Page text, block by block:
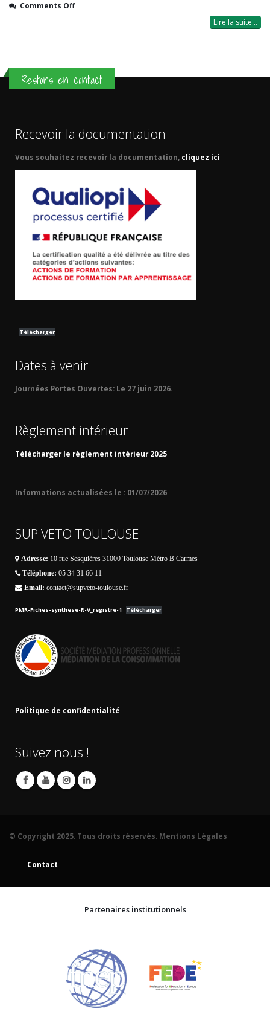
Comments Off
Lire la suite...
Restons en contact
Recevoir la documentation
Vous souhaitez recevoir la documentation, cliquez ici
Télécharger
Dates à venir
Journées Portes Ouvertes: Le 27 juin 2026.
Règlement intérieur
Télécharger le règlement intérieur 2025
Informations actualisées le : 01/07/2026
SUP VETO TOULOUSE
Adresse: 10 rue Sesquières 31000 Toulouse Métro B Carmes
Téléphone: 05 34 31 66 11
Email: contact@supveto-toulouse.fr
PMR-Fiches-synthese-R-V_registre-1 Télécharger
Politique de confidentialité
Suivez nous !
© Copyright 2025. Tous droits réservés. Mentions Légales
Contact
Partenaires institutionnels